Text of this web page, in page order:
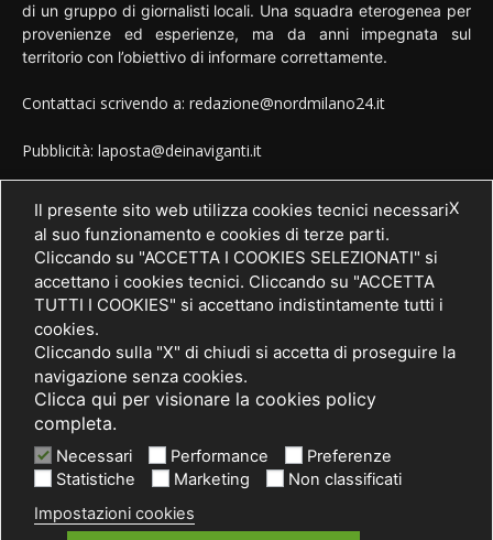
di un gruppo di giornalisti locali. Una squadra eterogenea per
provenienze ed esperienze, ma da anni impegnata sul
territorio con l’obiettivo di informare correttamente.
Contattaci scrivendo a: redazione@nordmilano24.it
Pubblicità: laposta@deinaviganti.it
Tel. 389 1492573
SEGUICI
© 2021 PRIMA Società Cooperativa Sociale a r.l. - P. IVA / C.F.
X
Il presente sito web utilizza cookies tecnici necessari
al suo funzionamento e cookies di terze parti.
Cliccando su "ACCETTA I COOKIES SELEZIONATI" si
accettano i cookies tecnici. Cliccando su "ACCETTA
TUTTI I COOKIES" si accettano indistintamente tutti i
cookies.
Cliccando sulla "X" di chiudi si accetta di proseguire la
navigazione senza cookies.
Clicca qui per visionare la cookies policy
completa.
Necessari Performance
Preferenze
Statistiche
Marketing
Non classificati
Impostazioni cookies